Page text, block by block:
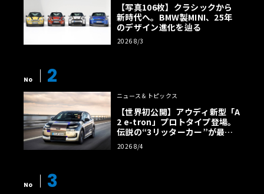
【写真106枚】クラシックから
新時代へ。BMW製MINI、25年
のデザイン進化を辿る
2026 8/3
No 2
ニュース＆トピックス
【世界初公開】アウディ新型「A
2 e-tron」プロトタイプ登場。
伝説の“3リッターカー”が最高
効率エントリーBEVとして復活
【画像38枚】
2026 8/4
No 3